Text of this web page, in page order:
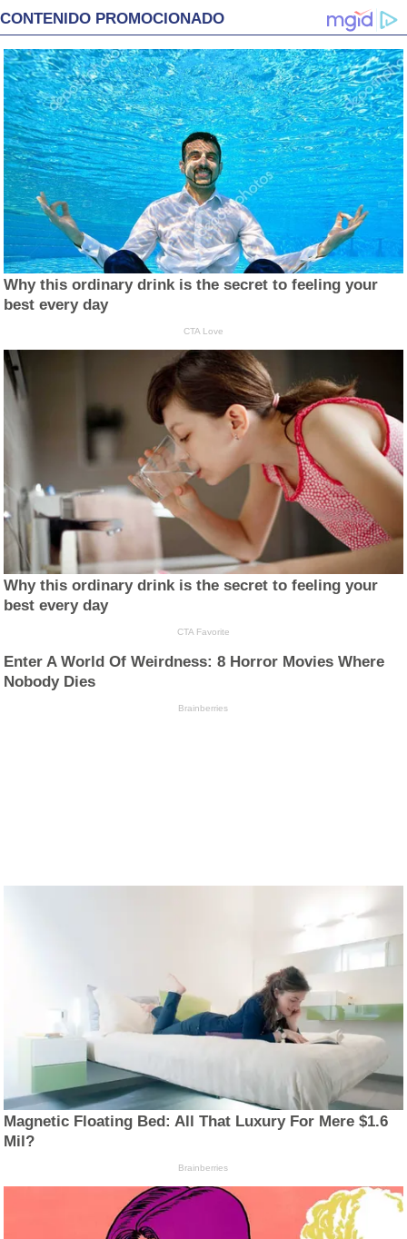
CONTENIDO PROMOCIONADO
Why this ordinary drink is the secret to feeling your
best every day
CTA Love
Why this ordinary drink is the secret to feeling your
best every day
CTA Favorite
Enter A World Of Weirdness: 8 Horror Movies Where
Nobody Dies
Brainberries
Magnetic Floating Bed: All That Luxury For Mere $1.6
Mil?
Brainberries